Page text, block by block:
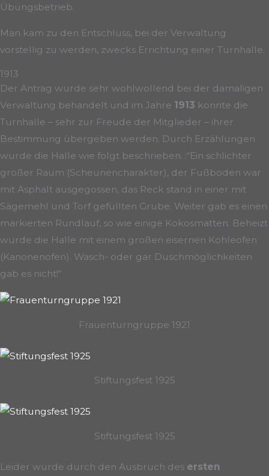
Übungsbetrieb.
Man kam zu den Entschluss, bei der Verwaltung
vorstellig zu werden, zwecks Errichtung einer Turnhalle.
1913
Der Antrag wurde sehr wohlwollend bei der damaligen
Verwaltung behandelt und im Jahre 1913 konnte die
Turnhalle – sehr zur Freude der Mitglieder – ihrer
Bestimmung übergeben werden. Durch Erzählungen
wurde die Halle wie folgt beschrieben. :“Ein schlichter
großer Raum (Scheunencharakter), der Fußboden war
mit Asphalt ausgegossen, das Reck stand in einer mit
Sägemehl und Torf gefüllten Grube. Weiter gab es einen
markierten Rundlauf, so wie einige Kokosmatten. Beheizt
wurde die Halle mit einem großen eisernen Kohleofen
(Kanonenofen). Wasch- oder gar Duschmöglichkeiten
gab es nicht!“
Frauenturngruppe 1921
Stiftungsfest 1925
Stiftungsfest 1925
Leider wurde durch den Ausbruch des ersten